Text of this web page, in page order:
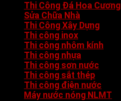
Thi Công Đá Hoa Cương
Sửa Chữa Nhà
Thi Công Xây Dựng
Thi công inox
Thi công nhôm kính
Thi công nhựa
Thi công sơn nước
Thi công sắt thép
Thi công điện nước
Máy nước nóng NLMT